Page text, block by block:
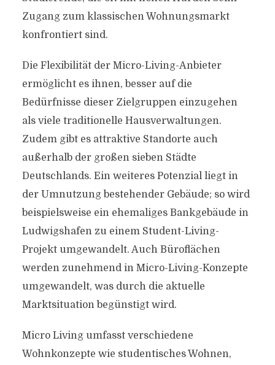
Zugang zum klassischen Wohnungsmarkt
konfrontiert sind.
Die Flexibilität der Micro-Living-Anbieter
ermöglicht es ihnen, besser auf die
Bedürfnisse dieser Zielgruppen einzugehen
als viele traditionelle Hausverwaltungen.
Zudem gibt es attraktive Standorte auch
außerhalb der großen sieben Städte
Deutschlands. Ein weiteres Potenzial liegt in
der Umnutzung bestehender Gebäude; so wird
beispielsweise ein ehemaliges Bankgebäude in
Ludwigshafen zu einem Student-Living-
Projekt umgewandelt. Auch Büroflächen
werden zunehmend in Micro-Living-Konzepte
umgewandelt, was durch die aktuelle
Marktsituation begünstigt wird.
Micro Living umfasst verschiedene
Wohnkonzepte wie studentisches Wohnen,